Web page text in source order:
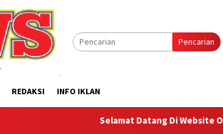
Pencarian
REDAKSI INFO IKLAN
Selamat Datang Di Website Offilical PI-